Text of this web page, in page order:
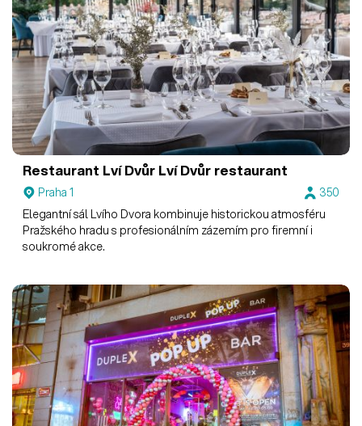
Restaurant Lví Dvůr Lví Dvůr restaurant
Praha 1
350
Elegantní sál Lvího Dvora kombinuje historickou atmosféru
Pražského hradu s profesionálním zázemím pro firemní i
soukromé akce.